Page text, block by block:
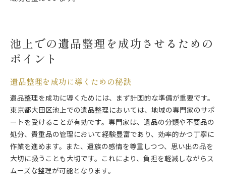
池上での遺品整理を成功させるための
ポイント
遺品整理を成功に導くための秘訣
遺品整理を成功に導くためには、まず計画的な準備が重要です。
東京都大田区池上での遺品整理においては、地域の専門家のサポ
ートを受けることが有効です。専門家は、遺品の分類や不要品の
処分、貴重品の管理において経験豊富であり、効率的かつ丁寧に
作業を進めます。また、遺族の感情を尊重しつつ、思い出の品を
大切に扱うことも大切です。これにより、負担を軽減しながらス
ムーズな整理が可能となります。